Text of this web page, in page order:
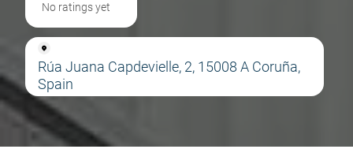
No ratings yet
Rúa Juana Capdevielle, 2, 15008 A Coruña,
Spain